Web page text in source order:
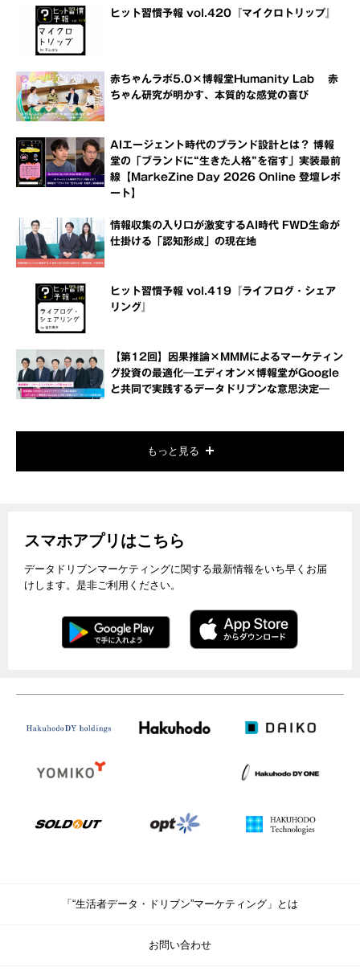
ヒット習慣予報 vol.420『マイクロトリップ』
赤ちゃんラボ5.0×博報堂Humanity Lab 赤
ちゃん研究が明かす、本質的な感覚の喜び
AIエージェント時代のブランド設計とは？ 博報
堂の「ブランドに“生きた人格”を宿す」実装最前
線【MarkeZine Day 2026 Online 登壇レポ
ート】
情報収集の入り口が激変するAI時代 FWD生命が
仕掛ける「認知形成」の現在地
ヒット習慣予報 vol.419『ライフログ・シェア
リング』
【第12回】因果推論×MMMによるマーケティン
グ投資の最適化―エディオン×博報堂がGoogle
と共同で実践するデータドリブンな意思決定―
もっと見る
スマホアプリはこちら
データドリブンマーケティングに関する最新情報をいち早くお届
けします。是非ご利用ください。
「“生活者データ・ドリブン”マーケティング」とは
お問い合わせ